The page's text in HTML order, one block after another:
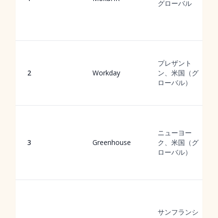
グローバル
2 Workday
プレザント
ン、米国（グ
ローバル）
3 Greenhouse
ニューヨー
ク、米国（グ
ローバル）
サンフランシ